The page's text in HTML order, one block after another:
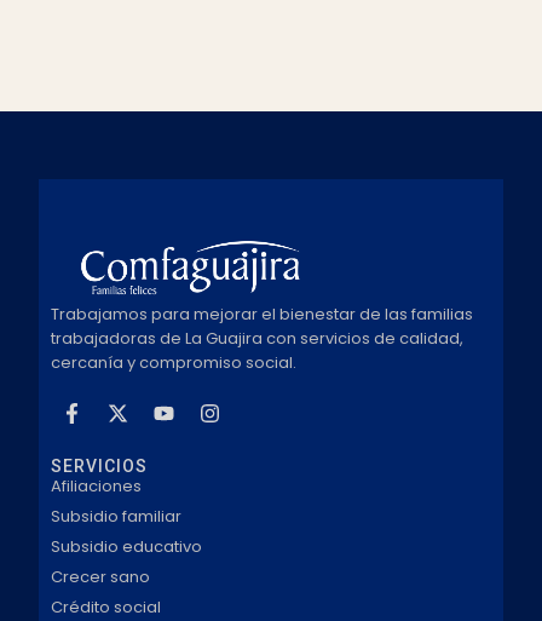
Trabajamos para mejorar el bienestar de las familias
trabajadoras de La Guajira con servicios de calidad,
cercanía y compromiso social.
SERVICIOS
Afiliaciones
Subsidio familiar
Subsidio educativo
Crecer sano
Crédito social